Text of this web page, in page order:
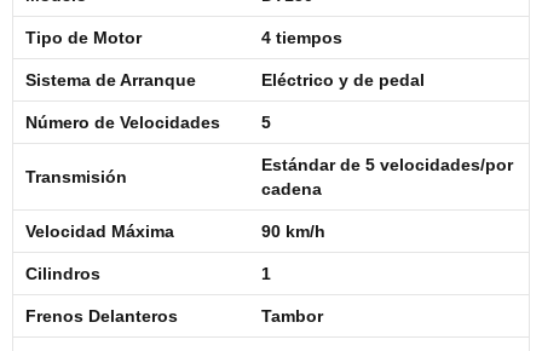
Tipo de Motor 4 tiempos
Sistema de Arranque Eléctrico y de pedal
Número de Velocidades 5
Transmisión
Estándar de 5 velocidades/por
cadena
Velocidad Máxima 90 km/h
Cilindros 1
Frenos Delanteros Tambor